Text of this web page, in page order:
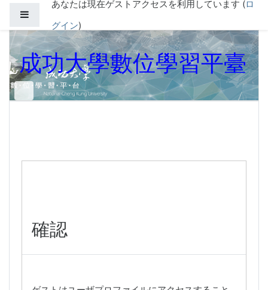
メインコンテンツへスキップする
あなたは現在ゲストアクセスを利用しています (ロ
グイン)
成功大學數位學習平臺
確認